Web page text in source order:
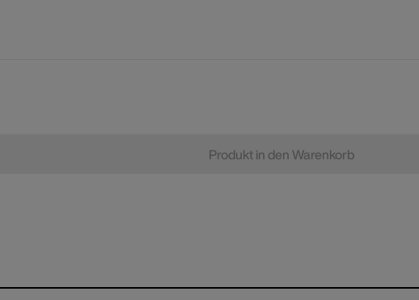
Produkt in den Warenkorb